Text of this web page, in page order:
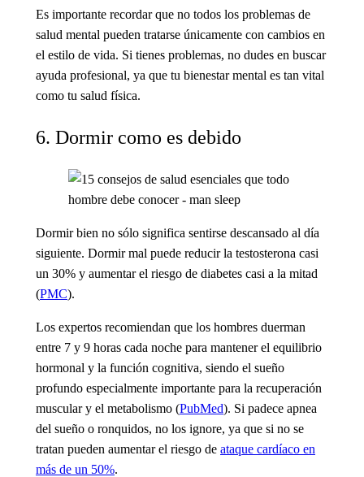
Es importante recordar que no todos los problemas de
salud mental pueden tratarse únicamente con cambios en
el estilo de vida. Si tienes problemas, no dudes en buscar
ayuda profesional, ya que tu bienestar mental es tan vital
como tu salud física.
6. Dormir como es debido
Dormir bien no sólo significa sentirse descansado al día
siguiente. Dormir mal puede reducir la testosterona casi
un 30% y aumentar el riesgo de diabetes casi a la mitad
(PMC).
Los expertos recomiendan que los hombres duerman
entre 7 y 9 horas cada noche para mantener el equilibrio
hormonal y la función cognitiva, siendo el sueño
profundo especialmente importante para la recuperación
muscular y el metabolismo (PubMed). Si padece apnea
del sueño o ronquidos, no los ignore, ya que si no se
tratan pueden aumentar el riesgo de ataque cardíaco en
más de un 50%.